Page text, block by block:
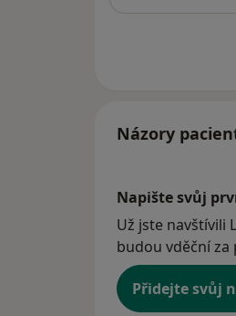
Názory
Napište svůj
Už jste navštívili
budou vděční za
Přidejte svůj